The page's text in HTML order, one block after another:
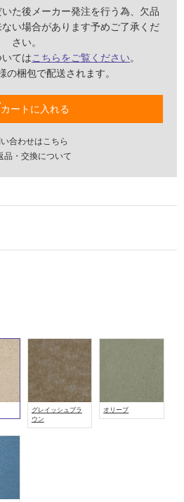
た後メーカー発注を行う為、欠品
い場合があります予めご了承くだ
さい。
いてはこちらをご覧ください。
梱包で配送されます。
カートに入れる
合わせはこちら
品・交換について
グレイッシュブラ
ウン
オリーブ